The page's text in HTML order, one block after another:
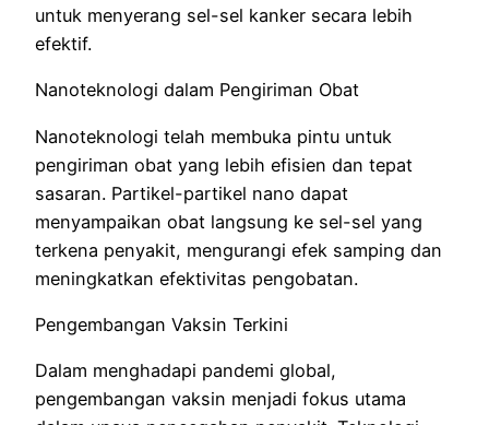
untuk menyerang sel-sel kanker secara lebih
efektif.
Nanoteknologi dalam Pengiriman Obat
Nanoteknologi telah membuka pintu untuk
pengiriman obat yang lebih efisien dan tepat
sasaran. Partikel-partikel nano dapat
menyampaikan obat langsung ke sel-sel yang
terkena penyakit, mengurangi efek samping dan
meningkatkan efektivitas pengobatan.
Pengembangan Vaksin Terkini
Dalam menghadapi pandemi global,
pengembangan vaksin menjadi fokus utama